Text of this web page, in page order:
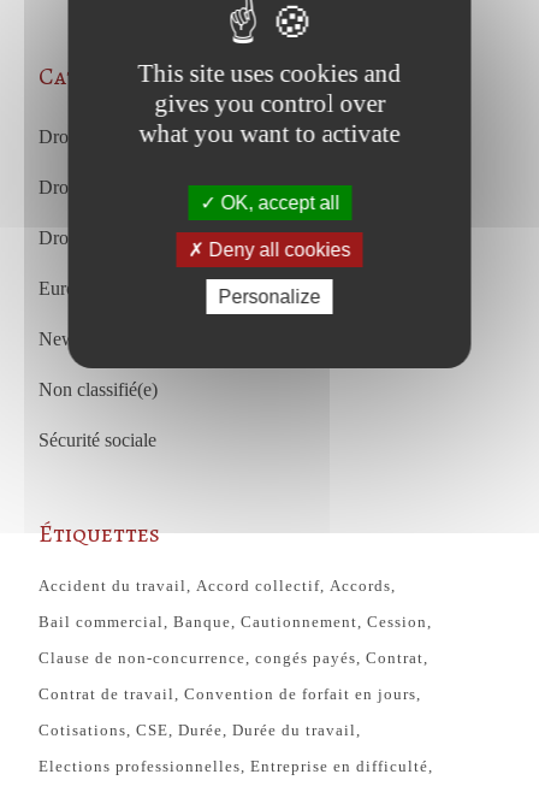
Categories
Droit des affaires et droit commercial
Droit du travail
Droit du travail français et européen
European Court of Justice
Newsletter
Non classifié(e)
Sécurité sociale
Étiquettes
Accident du travail Accord collectif Accords
Bail commercial Banque Cautionnement Cession
Clause de non-concurrence congés payés Contrat
Contrat de travail Convention de forfait en jours
Cotisations CSE Durée Durée du travail
Elections professionnelles Entreprise en difficulté
This site uses cookies and
gives you control over
what you want to activate
OK, accept all
Deny all cookies
Personalize